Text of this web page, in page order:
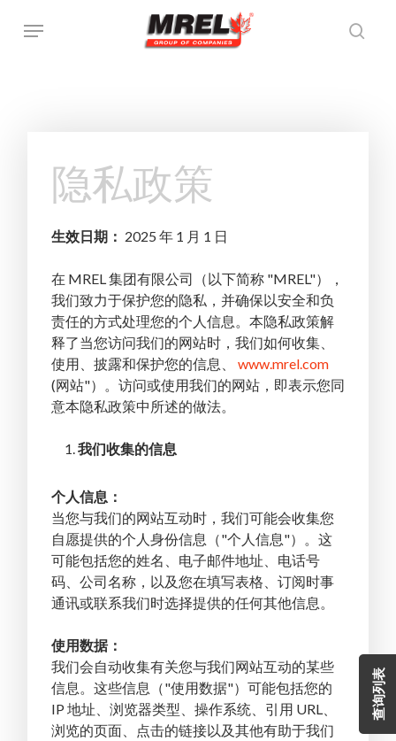
菜单
隐私政策
生效日期： 2025 年 1 月 1 日
在 MREL 集团有限公司（以下简称 "MREL"），
我们致力于保护您的隐私，并确保以安全和负
责任的方式处理您的个人信息。本隐私政策解
释了当您访问我们的网站时，我们如何收集、
使用、披露和保护您的信息、 www.mrel.com
(网站"）。访问或使用我们的网站，即表示您同
意本隐私政策中所述的做法。
我们收集的信息
个人信息：
当您与我们的网站互动时，我们可能会收集您
自愿提供的个人身份信息（"个人信息"）。这
可能包括您的姓名、电子邮件地址、电话号
码、公司名称，以及您在填写表格、订阅时事
通讯或联系我们时选择提供的任何其他信息。
使用数据：
我们会自动收集有关您与我们网站互动的某些
信息。这些信息（"使用数据"）可能包括您的
IP 地址、浏览器类型、操作系统、引用 URL、
浏览的页面、点击的链接以及其他有助于我们
查询列表